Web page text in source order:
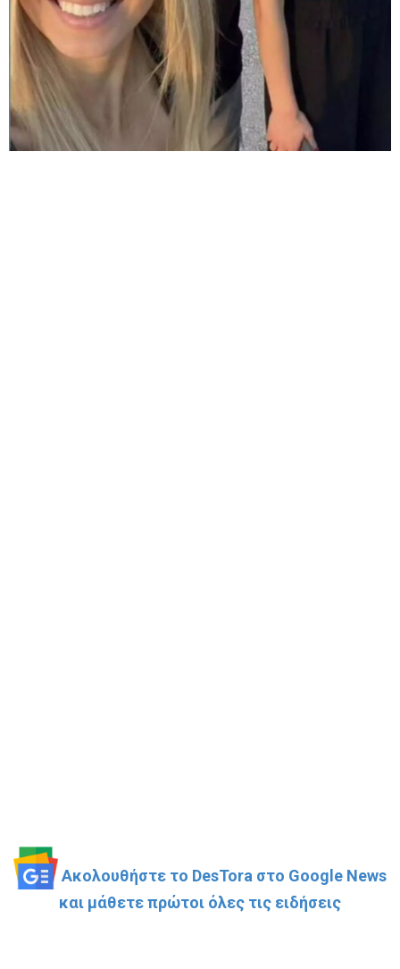
Ακολουθήστε το DesTora στο Google News
και μάθετε πρώτοι όλες τις ειδήσεις